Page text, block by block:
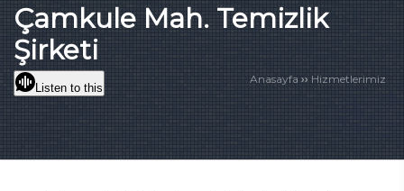
Çamkule Mah. Temizlik
Şirketi
Anasayfa ›› Hizmetlerimiz
Listen to this